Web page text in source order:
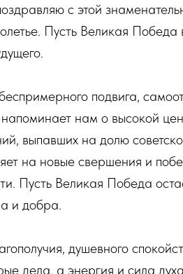
с этой
Пусть Великая Победа
подвига,
нам о высокой
выпавших на долю
на новые свершения и
Пусть Великая Победа
и добра.
душевного
дела, а энергия и сила